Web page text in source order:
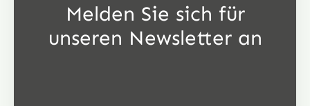
Melden Sie sich für
unseren Newsletter an